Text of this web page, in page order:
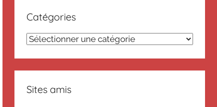
Catégories
Catégories
Sites amis